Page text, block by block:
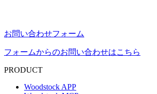
お問い合わせフォーム
フォームからのお問い合わせはこちら
PRODUCT
Woodstock APP